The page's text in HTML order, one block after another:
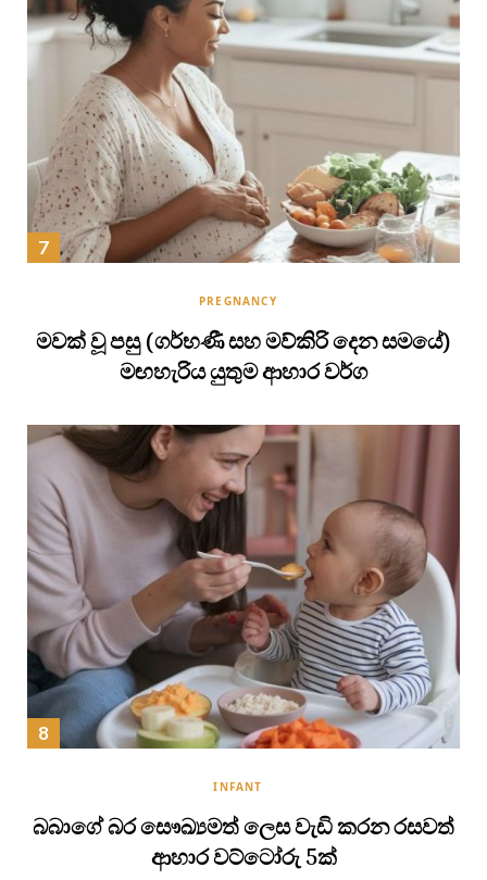
PREGNANCY
මවක් වූ පසු (ගර්භණී සහ මව්කිරි දෙන සමයේ)
මඟහැරිය යුතුම ආහාර වර්ග
INFANT
බබාගේ බර සෞඛ්‍යමත් ලෙස වැඩි කරන රසවත්
ආහාර වට්ටෝරු 5ක්